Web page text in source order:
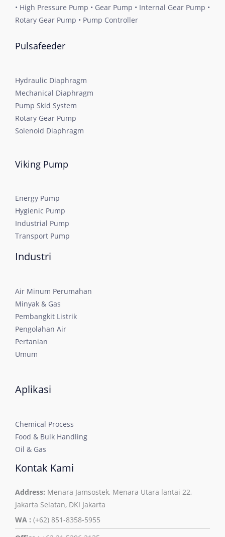
• High Pressure Pump • Gear Pump • Internal Gear Pump •
Rotary Gear Pump • Pump Controller
Pulsafeeder
Hydraulic Diaphragm
Mechanical Diaphragm
Pump Skid System
Rotary Gear Pump
Solenoid Diaphragm
Viking Pump
Energy Pump
Hygienic Pump
Industrial Pump
Transport Pump
Industri
Air Minum Perumahan
Minyak & Gas
Pembangkit Listrik
Pengolahan Air
Pertanian
Umum
Aplikasi
Chemical Process
Food & Bulk Handling
Oil & Gas
Kontak Kami
Address: Menara Jamsostek, Menara Utara lantai 22,
Jakarta Selatan, DKI Jakarta
WA : (+62) 851-8358-5955